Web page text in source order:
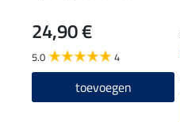
24,90 €
5.0 4
toevoegen